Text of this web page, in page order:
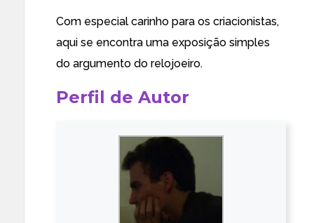
Com especial carinho para os criacionistas,
aqui se encontra uma exposição simples
do argumento do relojoeiro.
Perfil de Autor